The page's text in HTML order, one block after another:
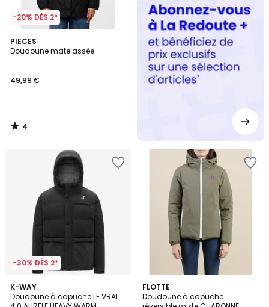
-20% DÈS 2*
PIECES
Doudoune matelassée
49,99 €
4
/
4
/
-30% DÈS 2*
K-WAY
Doudoune à capuche LE VRAI
FLOTTE
Doudoune à capuche
5
/